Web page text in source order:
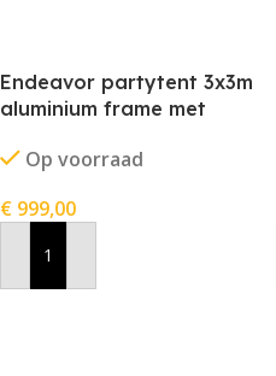
Endeavor partytent 3x3m
aluminium frame met
Op voorraad
€ 999,00
In Winkelwagen